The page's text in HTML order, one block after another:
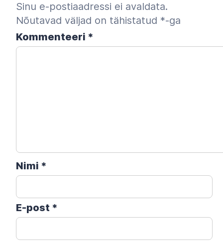
Sinu e-postiaadressi ei avaldata.
Nõutavad väljad on tähistatud *-ga
Kommenteeri *
Nimi *
E-post *